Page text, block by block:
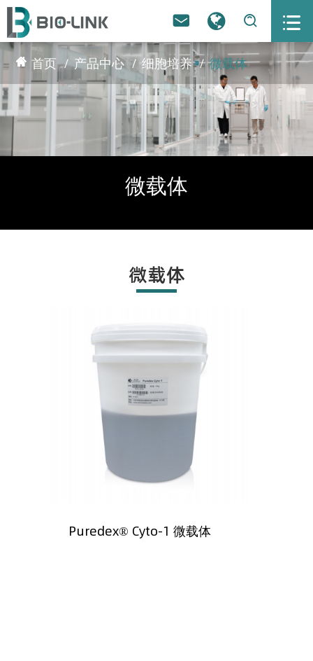
  
首页 产品中心 细胞培养 微载体
微载体
微载体
Puredex® Cyto-1 微载体